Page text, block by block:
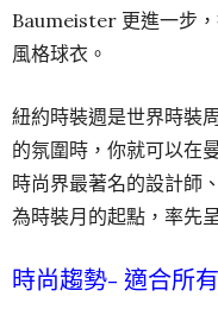
Baumeister 更進一步
風格球衣。
紐約時裝週是世界時裝
的氛圍時，你就可以在
時尚界最著名的設計師
為時裝月的起點，率先
時尚趨勢- 適合所